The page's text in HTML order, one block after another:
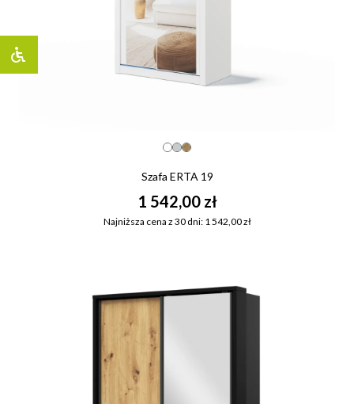
Szafa ERTA 19
1 542,00 zł
Najniższa cena z 30 dni: 1 542,00 zł